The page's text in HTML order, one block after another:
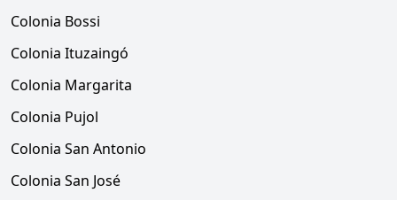
Colonia Bossi
Colonia Ituzaingó
Colonia Margarita
Colonia Pujol
Colonia San Antonio
Colonia San José